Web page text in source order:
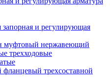
и регулирующая
муфтовый нержавеющий
трехходовые
трехсоставной